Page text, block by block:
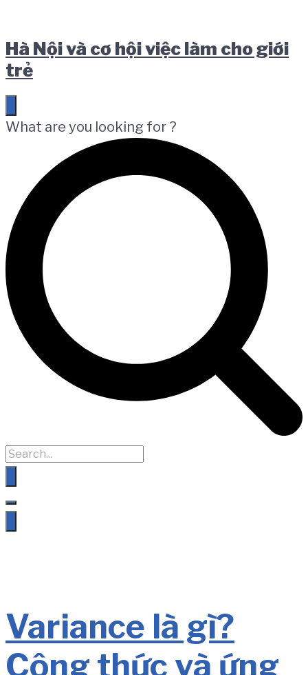
to
main
navigation
to
content
to
footer
Hà Nội và cơ hội việc làm cho giới
trẻ
What are you looking for ?
Variance là gì?
Công thức và ứng